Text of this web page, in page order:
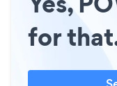
for